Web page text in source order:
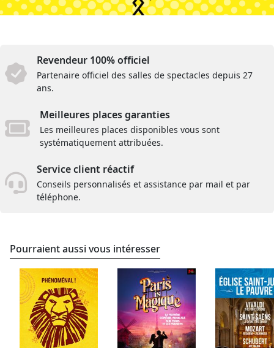
Revendeur 100% officiel
Partenaire officiel des salles de spectacles depuis 27
ans.
Meilleures places garanties
Les meilleures places disponibles vous sont
systématiquement attribuées.
Service client réactif
Conseils personnalisés et assistance par mail et par
téléphone.
Pourraient aussi vous intéresser